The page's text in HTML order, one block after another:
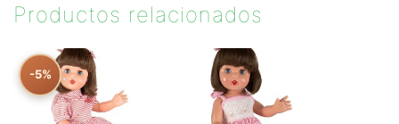
Productos relacionados
-5%